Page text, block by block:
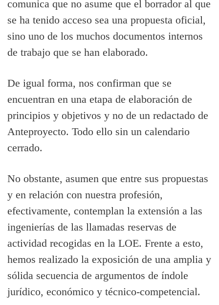
comunica que no asume que el borrador al que
se ha tenido acceso sea una propuesta oficial,
sino uno de los muchos documentos internos
de trabajo que se han elaborado.
De igual forma, nos confirman que se
encuentran en una etapa de elaboración de
principios y objetivos y no de un redactado de
Anteproyecto. Todo ello sin un calendario
cerrado.
No obstante, asumen que entre sus propuestas
y en relación con nuestra profesión,
efectivamente, contemplan la extensión a las
ingenierías de las llamadas reservas de
actividad recogidas en la LOE. Frente a esto,
hemos realizado la exposición de una amplia y
sólida secuencia de argumentos de índole
jurídico, económico y técnico-competencial.